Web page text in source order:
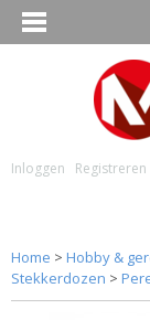
Inloggen Registreren
Home > Hobby &
Stekkerdozen >